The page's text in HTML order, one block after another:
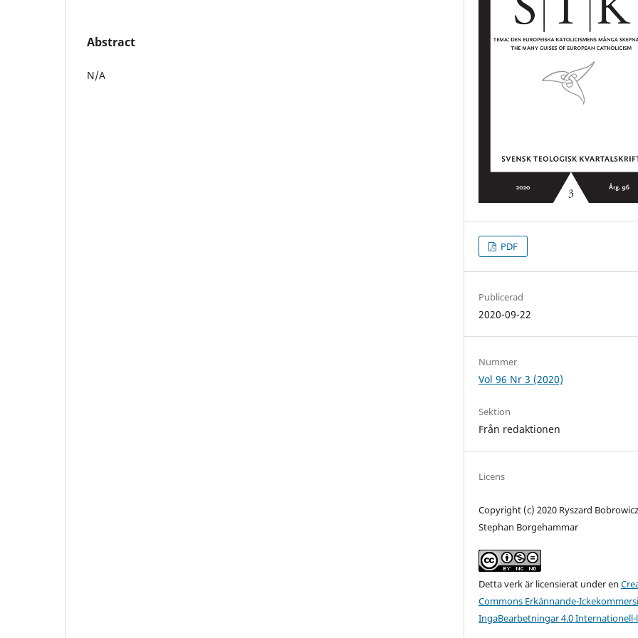
Abstract
N/A
PDF
Publicerad
2020-09-22
Nummer
Vol 96 Nr 3 (2020)
Sektion
Från redaktionen
Licens
Copyright (c) 2020 Ryszard
Stephan Borgehammar
Detta verk är licensierat under en
Commons Erkännande-
IngaBearbetningar 4.0 Internationell-